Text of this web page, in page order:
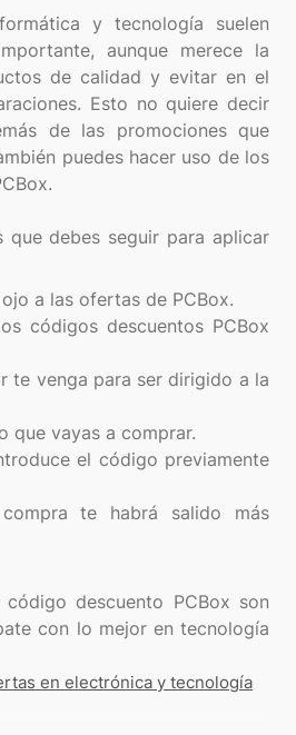
y tecnología suelen
aunque merece la
de calidad y evitar en el
Esto no quiere decir
de las promociones que
puedes hacer uso de los
que debes seguir para aplicar
a las ofertas de PCBox.
códigos descuentos PCBox
te venga para ser dirigido a la
que vayas a comprar.
el código previamente
te habrá salido más
descuento PCBox son
con lo mejor en tecnología
en electrónica y tecnología